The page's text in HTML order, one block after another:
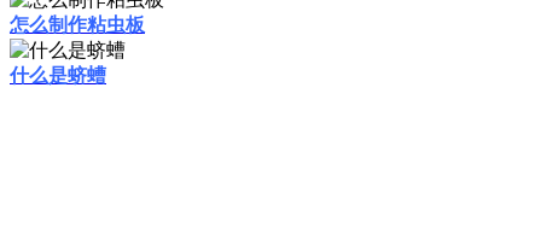
怎么制作粘虫板
什么是蛴螬